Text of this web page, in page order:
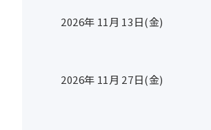
2026年 11月 13日(金)
2026年 11月 27日(金)